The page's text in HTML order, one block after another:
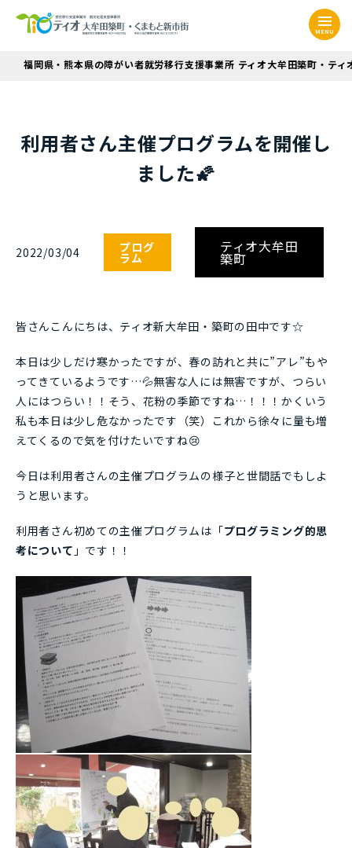
MENU
福岡県・熊本県の障がい者就労移行支援事業所 ティオ大牟田築町・ティ
利用者さん主催プログラムを開催し
ました🌠
2022/03/04 プログ
ラム
ティオ大牟田
築町
皆さんこんにちは、ティオ新大牟田・築町の田中です☆
本日は少しだけ寒かったですが、春の訪れと共に”アレ”もや
ってきているようです…💦無害な人には無害ですが、つらい
人にはつらい！！そう、花粉の季節ですね…！！！かくいう
私も本日は少し危なかったです（笑）これから徐々に量も増
えてくるので気を付けたいですね😢
今日は利用者さんの主催プログラムの様子と世間話でもしよ
うと思います。
利用者さん初めての主催プログラムは「プログラミング的思
考について 」です！！